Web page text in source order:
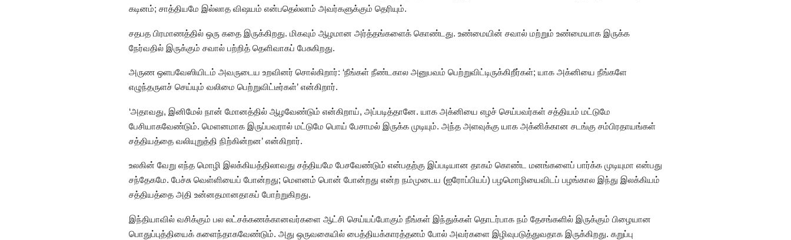
கடினம்; சாத்தியமே இல்லாத விஷயம் என்பதெல்லாம் அவர்களுக்கும் தெரியும்.
சதபத பிரமாணத்தில் ஒரு கதை இருக்கிறது. மிகவும் ஆழமான அர்த்தங்களைக் கொண்டது. உண்மையின் சவால் மற்றும் உண்மையாக இருக்க
நேர்வதில் இருக்கும் சவால் பற்றித் தெளிவாகப் பேசுகிறது.
அருண ஒளபவேஸியிடம் அவருடைய உறவினர் சொல்கிறார்: ‘நீங்கள் நீண்டகால அனுபவம் பெற்றுவிட்டிருக்கிறீர்கள்; யாக அக்னியை நீங்களே
எழுந்தருளச் செய்யும் வலிமை பெற்றுவிட்டீர்கள்’ என்கிறார்.
‘அதாவது, இனிமேல் நான் மோனத்தில் ஆழவேண்டும் என்கிறாய், அப்படித்தானே. யாக அக்னியை எழச் செய்பவர்கள் சத்தியம் மட்டுமே
பேசியாகவேண்டும். மெளனமாக இருப்பவரால் மட்டுமே பொய் பேசாமல் இருக்க முடியும். அந்த அளவுக்கு யாக அக்னிக்கான சடங்கு சம்பிரதாயங்கள்
சத்தியத்தை வலியுறுத்தி நிற்கின்றன’ என்கிறார்.
உலகின் வேறு எந்த மொழி இலக்கியத்திலாவது சத்தியமே பேசவேண்டும் என்பதற்கு இப்படியான தாகம் கொண்ட மனங்களைப் பார்க்க முடியுமா என்பது
சந்தேகமே. பேச்சு வெள்ளியைப் போன்றது; மெளனம் பொன் போன்றது என்ற நம்முடைய (ஐரோப்பியப்) பழமொழியைவிடப் பழங்கால இந்து இலக்கியம்
சத்தியத்தை அதி உன்னதமானதாகப் போற்றுகிறது.
இந்தியாவில் வசிக்கும் பல லட்சக்கணக்கானவர்களை ஆட்சி செய்யப்போகும் நீங்கள் இந்துக்கள் தொடர்பாக நம் தேசங்களில் இருக்கும் பிழையான
பொதுப்புத்தியைக் களைந்தாகவேண்டும். அது ஒருவகையில் பைத்தியக்காரத்தனம் போல் அவர்களை இழிவுபடுத்துவதாக இருக்கிறது. கறுப்பு